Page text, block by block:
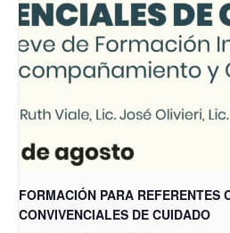
FORMACIÓN PARA REFERENTES
CONVIVENCIALES DE CUIDADO